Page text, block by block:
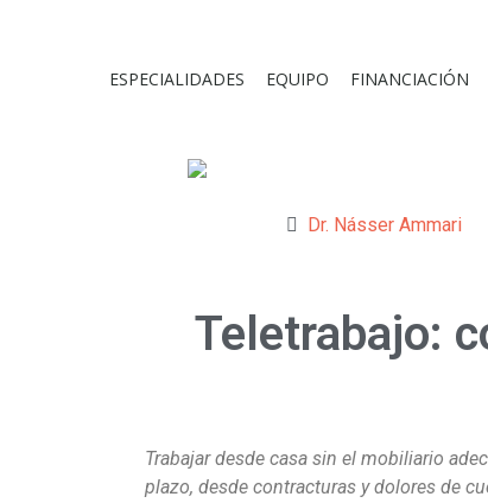
ESPECIALIDADES EQUIPO FINANCIACIÓN
Dr. Násser Ammari
Teletrabajo:
Trabajar desde casa sin el mobiliario
plazo, desde contracturas y dolores de